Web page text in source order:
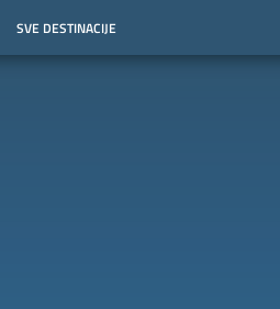
SVE DESTINACIJE